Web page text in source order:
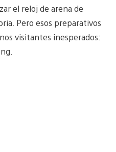
el reloj de arena de
Pero esos preparativos
visitantes inesperados: